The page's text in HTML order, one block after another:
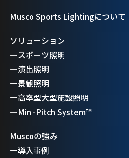
Musco Sports Lightingについて
ソリューション
ースポーツ照明
ー演出照明
ー景観照明
ー高率型大型施設照明
ーMini-Pitch System™
Muscoの強み
ー導入事例